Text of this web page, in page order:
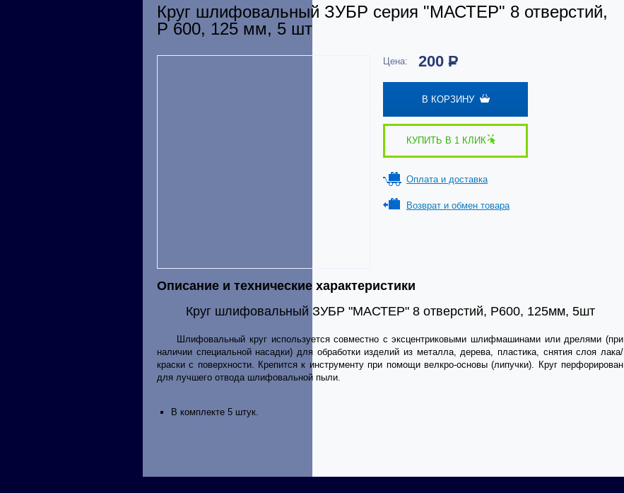
Круг шлифовальный ЗУБР серия "МАСТЕР" 8 отверстий,
Р 600, 125 мм, 5 шт
Цена: 200 Р
В КОРЗИНУ
КУПИТЬ В 1 КЛИК
Оплата и доставка
Возврат и обмен товара
Описание и технические характеристики
Круг шлифовальный ЗУБР "МАСТЕР" 8 отверстий, Р600, 125мм, 5шт
Шлифовальный круг используется совместно с эксцентриковыми шлифмашинами или дрелями (при
наличии специальной насадки) для обработки изделий из металла, дерева, пластика, снятия слоя лака/
краски с поверхности. Крепится к инструменту при помощи велкро-основы (липучки). Круг перфорирован
для лучшего отвода шлифовальной пыли.
В комплекте 5 штук.